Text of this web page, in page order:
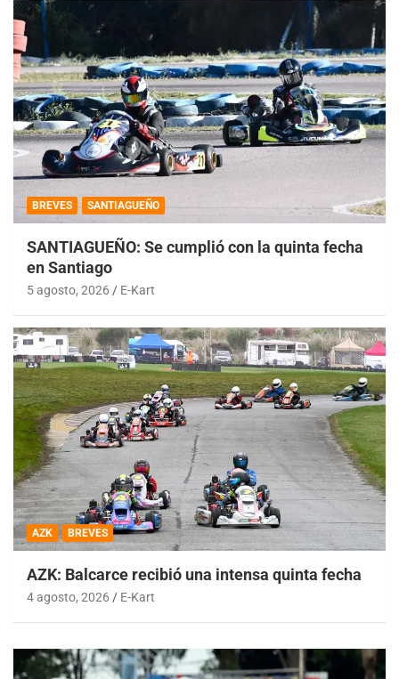
BREVES SANTIAGUEÑO
SANTIAGUEÑO: Se cumplió con la quinta fecha
en Santiago
5 agosto, 2026 E-Kart
AZK BREVES
AZK: Balcarce recibió una intensa quinta fecha
4 agosto, 2026 E-Kart